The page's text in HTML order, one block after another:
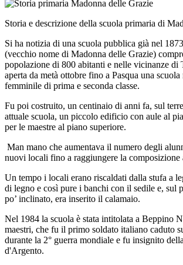
Storia e descrizione della scuola primaria di
Si ha notizia di una scuola pubblica già nel
(vecchio nome di Madonna delle Grazie)
popolazione di 800 abitanti e nelle vicinanze di
aperta da metà ottobre fino a Pasqua una scuola
femminile di prima e seconda classe.
Fu poi costruito, un centinaio di anni fa, sul
attuale scuola, un piccolo edificio con aule al
per le maestre al piano superiore.
Man mano che aumentava il numero degli
nuovi locali fino a raggiungere la composizione
Un tempo i locali erano riscaldati dalla stufa a
di legno e così pure i banchi con il sedile e, sul
po’ inclinato, era inserito il calamaio.
Nel 1984 la scuola è stata intitolata a Beppino
maestri, che fu il primo soldato italiano caduto
durante la 2° guerra mondiale e fu insignito
d'Argento.